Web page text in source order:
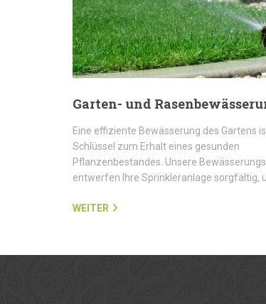
Garten- und
Eine effiziente Bewässerung des Gartens
Schlüssel zum Erhalt eines gesunden
Pflanzenbestandes. Unsere
entwerfen Ihre Sprinkleranlage sorgfältig,
WEITER